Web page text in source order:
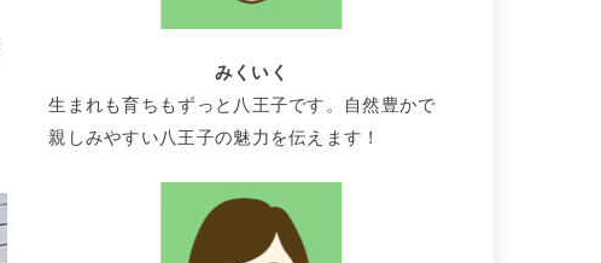
みくいく
生まれも育ちもずっと八王子です。自然豊かで
親しみやすい八王子の魅力を伝えます！